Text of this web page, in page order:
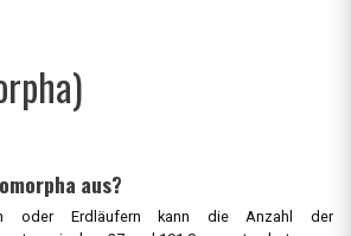
aus?
oder Erdläufern kann die Anzahl der